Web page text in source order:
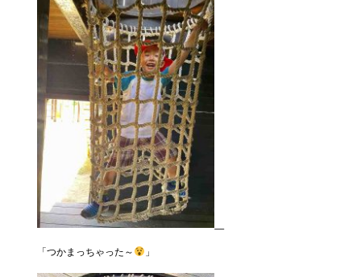
「つかまっちゃった～ 」